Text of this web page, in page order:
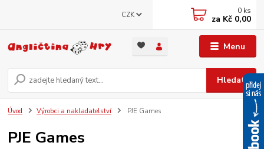
Menu
CZK
Hledat
0 ks
za Kč 0,00
Úvod Výrobci a nakladatelství PJE Games
PJE Games